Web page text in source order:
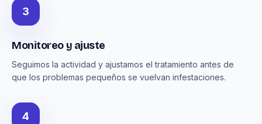
3
Monitoreo y ajuste
Seguimos la actividad y ajustamos el tratamiento antes de
que los problemas pequeños se vuelvan infestaciones.
4